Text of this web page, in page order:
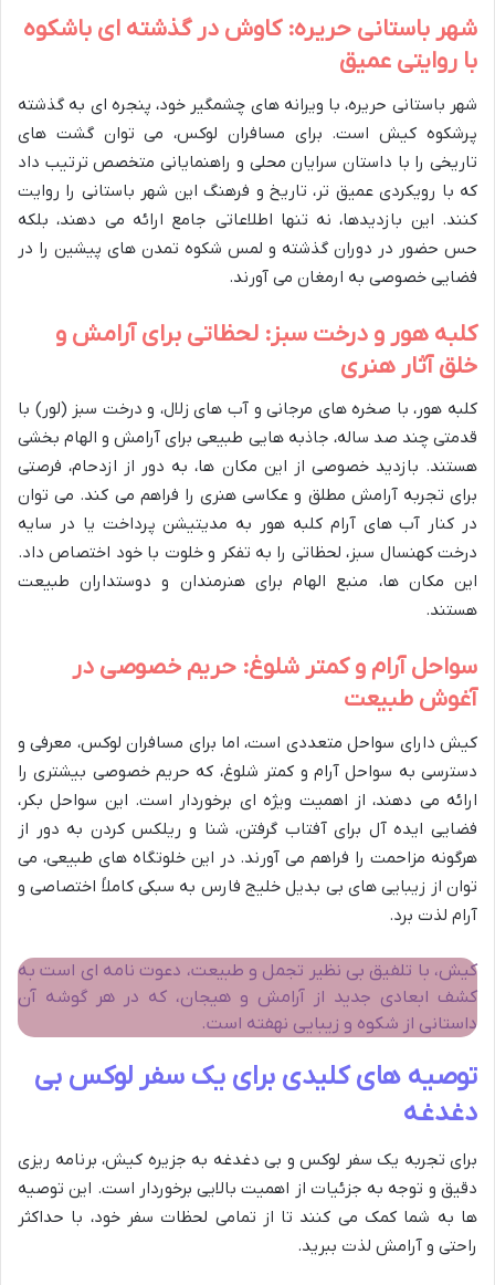
شهر باستانی حریره: کاوش در گذشته ای باشکوه
با روایتی عمیق
شهر باستانی حریره، با ویرانه های چشمگیر خود، پنجره ای به گذشته
پرشکوه کیش است. برای مسافران لوکس، می توان گشت های
تاریخی را با داستان سرایان محلی و راهنمایانی متخصص ترتیب داد
که با رویکردی عمیق تر، تاریخ و فرهنگ این شهر باستانی را روایت
کنند. این بازدیدها، نه تنها اطلاعاتی جامع ارائه می دهند، بلکه
حس حضور در دوران گذشته و لمس شکوه تمدن های پیشین را در
فضایی خصوصی به ارمغان می آورند.
کلبه هور و درخت سبز: لحظاتی برای آرامش و
خلق آثار هنری
کلبه هور، با صخره های مرجانی و آب های زلال، و درخت سبز (لور) با
قدمتی چند صد ساله، جاذبه هایی طبیعی برای آرامش و الهام بخشی
هستند. بازدید خصوصی از این مکان ها، به دور از ازدحام، فرصتی
برای تجربه آرامش مطلق و عکاسی هنری را فراهم می کند. می توان
در کنار آب های آرام کلبه هور به مدیتیشن پرداخت یا در سایه
درخت کهنسال سبز، لحظاتی را به تفکر و خلوت با خود اختصاص داد.
این مکان ها، منبع الهام برای هنرمندان و دوستداران طبیعت
هستند.
سواحل آرام و کمتر شلوغ: حریم خصوصی در
آغوش طبیعت
کیش دارای سواحل متعددی است، اما برای مسافران لوکس، معرفی و
دسترسی به سواحل آرام و کمتر شلوغ، که حریم خصوصی بیشتری را
ارائه می دهند، از اهمیت ویژه ای برخوردار است. این سواحل بکر،
فضایی ایده آل برای آفتاب گرفتن، شنا و ریلکس کردن به دور از
هرگونه مزاحمت را فراهم می آورند. در این خلوتگاه های طبیعی، می
توان از زیبایی های بی بدیل خلیج فارس به سبکی کاملاً اختصاصی و
آرام لذت برد.
کیش، با تلفیق بی نظیر تجمل و طبیعت، دعوت نامه ای است به
کشف ابعادی جدید از آرامش و هیجان، که در هر گوشه آن
داستانی از شکوه و زیبایی نهفته است.
توصیه های کلیدی برای یک سفر لوکس بی
دغدغه
برای تجربه یک سفر لوکس و بی دغدغه به جزیره کیش، برنامه ریزی
دقیق و توجه به جزئیات از اهمیت بالایی برخوردار است. این توصیه
ها به شما کمک می کنند تا از تمامی لحظات سفر خود، با حداکثر
راحتی و آرامش لذت ببرید.